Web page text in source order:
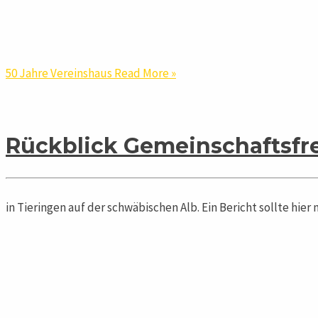
50 Jahre Vereinshaus Read More »
Rückblick
in Tieringen auf der schwäbischen Alb. Ein Bericht sollte hier